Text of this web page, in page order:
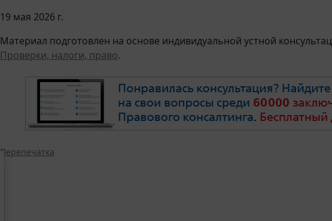
19 мая 2026 г.
Материал подготовлен на основе индивидуальной устной
Проверки, налоги, право.
Перепечатка